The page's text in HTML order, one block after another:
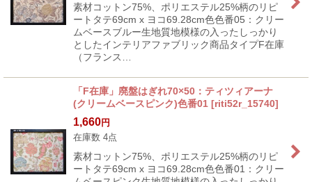
素材コットン75%、ポリエステル25%柄のリピ
ートタテ69cm x ヨコ69.28cm色色番05：クリー
ムベースブルー生地質地模様の入ったしっかり
としたインテリアファブリック商品タイプF在庫
（フランス…
「F在庫」廃盤はぎれ70×50：ティツィアーナ
(クリームベースピンク)色番01 [riti52r_15740]
1,660円
在庫数 4点
素材コットン75%、ポリエステル25%柄のリピ
ートタテ69cm x ヨコ69.28cm色色番01：クリー